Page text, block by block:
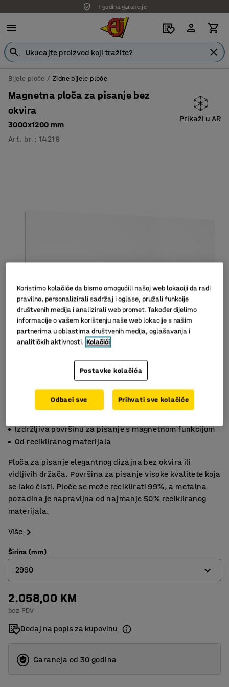
7 godina garancije
Bijele ploče Zidne bijele ploče
Magnetna ploča za pisanje bez
okvira
3000x1200 mm
Art. br. :14218
Prikaži u AR
Izdržljiva površinu za pisanje s magnetnom funkcijom
Od recikliranog materijala
Ploča za pisanje elegantnog dizajna bez okvira ili
vidljivih držača. Površina za pisanje visoke kvalitete koja
se lako čisti. Ploče se može reciklirati 99%, a metalna
pozadina je napravljna od najmanje 50% recikliranog
materijala.
Više
Širina (mm)
2990
990
1490
1990
2490
2.058,00 KM
bez PDV
Dodaj na popis za kupovinu
Garancja od 30 godina
Koristimo kolačiće da bismo omogućili našoj web lokaciji da radi
pravilno, personalizirali sadržaj i oglase, pružali funkcije
društvenih medija i analizirali web promet. Također dijelimo
informacije o vašem korištenju naše web lokacije s našim
partnerima u oblastima društvenih medija, oglašavanja i
analitičkih aktivnosti. Kolačići
Postavke kolačića
Odbaci sve Prihvati sve kolačiće